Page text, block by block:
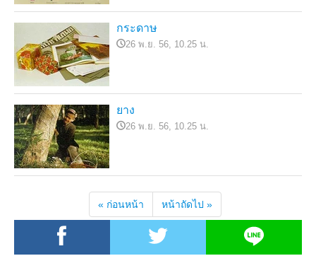
กระดาษ
26 พ.ย. 56, 10.25 น.
ยาง
26 พ.ย. 56, 10.25 น.
« ก่อนหน้า หน้าถัดไป »